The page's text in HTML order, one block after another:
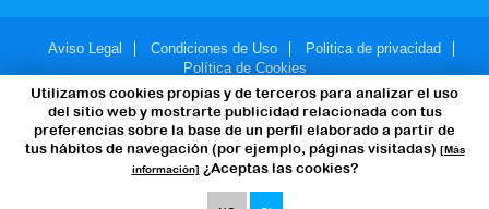
Utilizamos cookies propias y de terceros para analizar el uso
del sitio web y mostrarte publicidad relacionada con tus
preferencias sobre la base de un perfil elaborado a partir de
tus hábitos de navegación (por ejemplo, páginas visitadas) [Más
información] ¿Aceptas las cookies?
Aviso Legal Condiciones de Uso
Politica de privacidad
Política de Cookies
© 2007-2026 - JuegosMalabares.com